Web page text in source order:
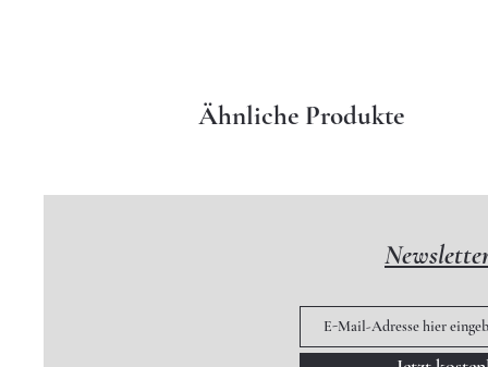
Ähnliche Produkte